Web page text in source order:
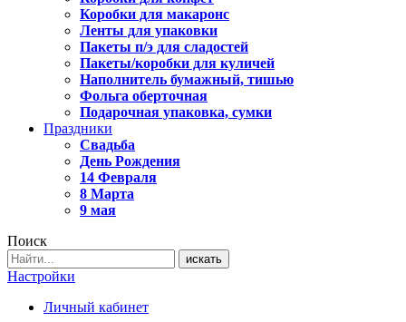
Коробки для макаронс
Ленты для упаковки
Пакеты п/э для сладостей
Пакеты/коробки для куличей
Наполнитель бумажный, тишью
Фольга оберточная
Подарочная упаковка, сумки
Праздники
Свадьба
День Рождения
14 Февраля
8 Марта
9 мая
Поиск
искать
Настройки
Личный кабинет